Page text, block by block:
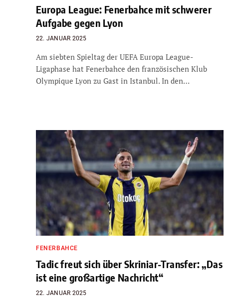
Europa League: Fenerbahce mit schwerer
Aufgabe gegen Lyon
22. JANUAR 2025
Am siebten Spieltag der UEFA Europa League-
Ligaphase hat Fenerbahce den französischen Klub
Olympique Lyon zu Gast in Istanbul. In den…
FENERBAHCE
Tadic freut sich über Skriniar-Transfer: „Das
ist eine großartige Nachricht“
22. JANUAR 2025